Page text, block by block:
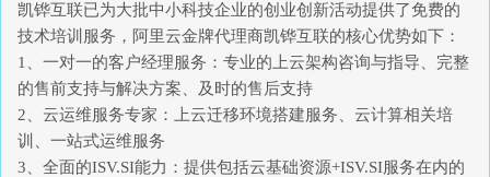
凯铧互联已为大批中小科技企业的创业创新活动提供了免费的
技术培训服务，阿里云金牌代理商凯铧互联的核心优势如下：
1、一对一的客户经理服务：专业的上云架构咨询与指导、完整
的售前支持与解决方案、及时的售后支持
2、云运维服务专家：上云迁移环境搭建服务、云计算相关培
训、一站式运维服务
3、全面的ISV.SI能力：提供包括云基础资源+ISV.SI服务在内的